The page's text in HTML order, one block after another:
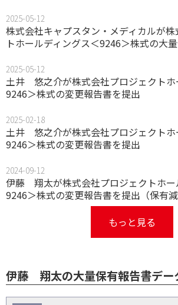
2025-05-12
株式会社キャプスタン・メディカルが
トホールディングス＜9246＞株式の大
2025-05-12
土井 悠之介が株式会社プロジェクトホ
9246＞株式の変更報告書を提出
2025-02-18
土井 悠之介が株式会社プロジェクトホ
9246＞株式の変更報告書を提出
2024-09-12
伊藤 翔太が株式会社プロジェクトホー
9246＞株式の変更報告書を提出（保有減
もっと見る
伊藤 翔太の大量保有報告書デー